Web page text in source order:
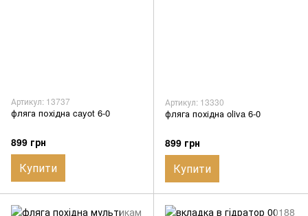
Артикул: 13737
фляга похідна cayot 6-0
899 грн
Купити
Артикул: 13330
фляга похідна oliva 6-0
899 грн
Купити